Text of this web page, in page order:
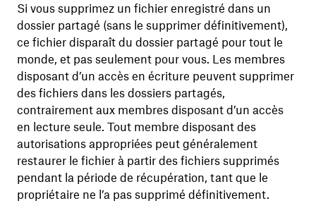
Si vous supprimez un fichier enregistré dans un
dossier partagé (sans le supprimer définitivement),
ce fichier disparaît du dossier partagé pour tout le
monde, et pas seulement pour vous. Les membres
disposant d’un accès en écriture peuvent supprimer
des fichiers dans les dossiers partagés,
contrairement aux membres disposant d’un accès
en lecture seule. Tout membre disposant des
autorisations appropriées peut généralement
restaurer le fichier à partir des fichiers supprimés
pendant la période de récupération, tant que le
propriétaire ne l’a pas supprimé définitivement.